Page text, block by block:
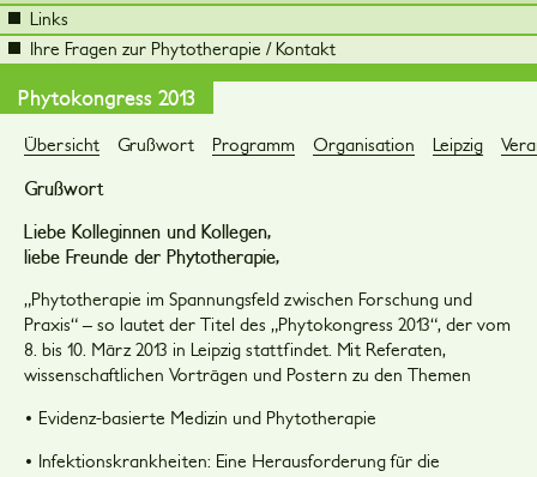
Links
Ihre Fragen zur Phytotherapie / Kontakt
Phytokongress 2013
Übersicht Grußwort Programm Organisation Leipzig
Grußwort
Liebe Kolleginnen und Kollegen,
liebe Freunde der Phytotherapie,
„Phytotherapie im Spannungsfeld zwischen Forschung und
Praxis“ – so lautet der Titel des „Phytokongress 2013“, der vom
8. bis 10. März 2013 in Leipzig stattfindet. Mit Referaten,
wissenschaftlichen Vorträgen und Postern zu den Themen
• Evidenz-basierte Medizin und Phytotherapie
• Infektionskrankheiten: Eine Herausforderung für die